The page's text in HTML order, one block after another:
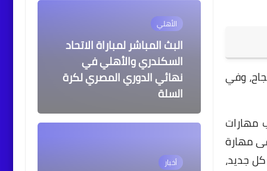
وفي
مهارات
مهارة
جديد،
الأهلي
البث المباشر لمباراة الاتحاد
السكندري والأهلي في
نهائي الدوري المصري لكرة
السلة
أخبار